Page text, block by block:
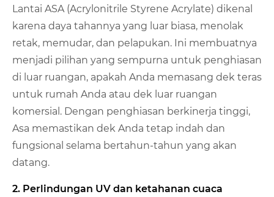
Lantai ASA (Acrylonitrile Styrene Acrylate) dikenal
karena daya tahannya yang luar biasa, menolak
retak, memudar, dan pelapukan. Ini membuatnya
menjadi pilihan yang sempurna untuk penghiasan
di luar ruangan, apakah Anda memasang dek teras
untuk rumah Anda atau dek luar ruangan
komersial. Dengan penghiasan berkinerja tinggi,
Asa memastikan dek Anda tetap indah dan
fungsional selama bertahun-tahun yang akan
datang.
2. Perlindungan UV dan ketahanan cuaca